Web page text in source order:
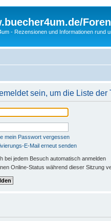
Foren
- Rezensionen und Informationen rund
sein, um die Liste
mein Passwort vergessen
E-Mail erneut senden
bei jedem Besuch automatisch anmelden
Online-Status während dieser Sitzung